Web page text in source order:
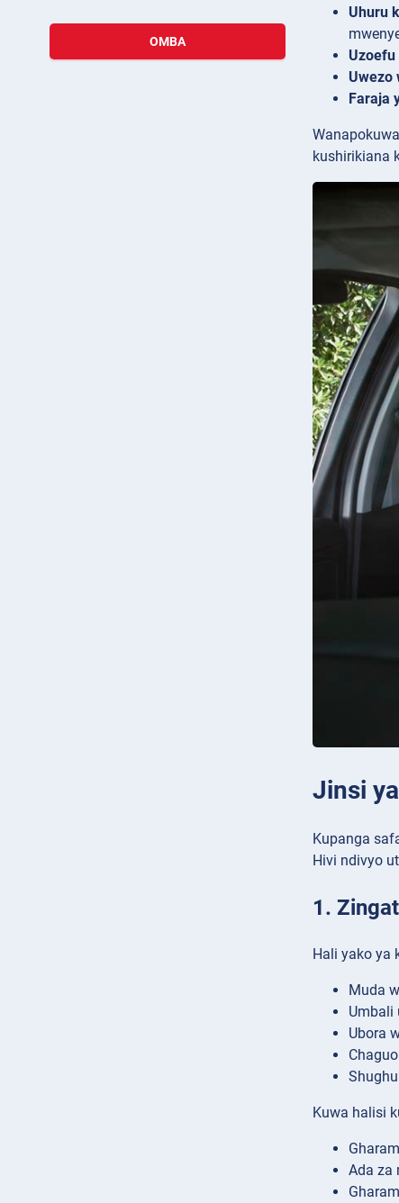
OMBA
Uhuru
Uwezo
Faraja
kushirikiana
Jinsi
Kupanga
Hivi ndivyo
1.
Hali yako ya
Muda
Umbali
Ubora
Kuwa halisi
Ada za